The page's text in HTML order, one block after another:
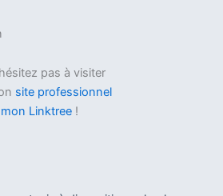
pas à visiter
site professionnel
mon Linktree !